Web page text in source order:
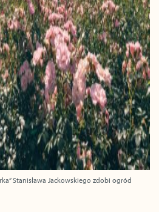
Stanisława Jackowskiego zdobi ogród